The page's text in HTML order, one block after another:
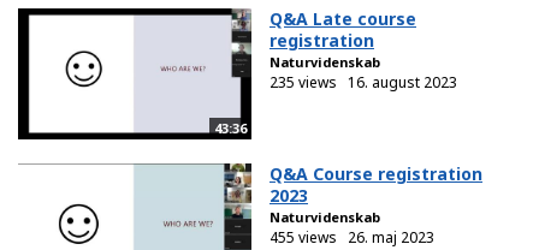
43:36
Q&A Late course
registration
Naturvidenskab
235 views 16. august 2023
Q&A Course registration
2023
Naturvidenskab
455 views 26. maj 2023